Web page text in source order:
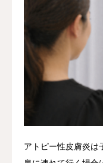
アトピー性皮膚炎は